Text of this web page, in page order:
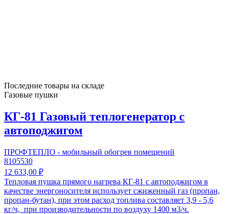
Последние товары на складе
Газовые пушки
КГ-81 Газовый теплогенератор с
автоподжигом
ПРОФТЕПЛО - мобильный обогрев помещений
8105530
12 633,00 ₽
Тепловая пушка прямого нагрева КГ-81 с автоподжигом в
качестве энергоносителя использует сжиженный газ (пропан,
пропан-бутан), при этом расход топлива составляет 3,9 - 5,6
кг/ч, при производительности по воздуху 1400 м3/ч.